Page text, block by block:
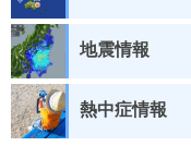
地震情報
熱中症情報